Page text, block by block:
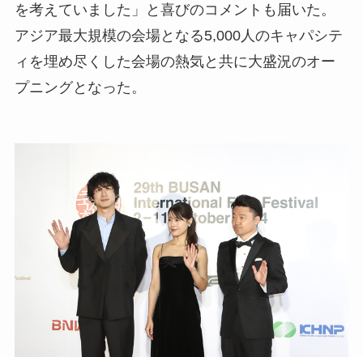
を考えていました」と喜びのコメントも届いた。
アジア最大規模の会場となる5,000人のキャパシテ
ィを埋め尽くした会場の熱気と共に大盛況のオー
プニングとなった。